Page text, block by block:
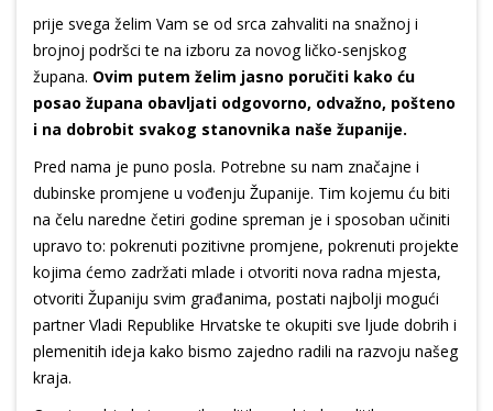
prije svega želim Vam se od srca zahvaliti na snažnoj i
brojnoj podršci te na izboru za novog ličko-senjskog
župana. Ovim putem želim jasno poručiti kako ću
posao župana obavljati odgovorno, odvažno, pošteno
i na dobrobit svakog stanovnika naše županije.
Pred nama je puno posla. Potrebne su nam značajne i
dubinske promjene u vođenju Županije. Tim kojemu ću biti
na čelu naredne četiri godine spreman je i sposoban učiniti
upravo to: pokrenuti pozitivne promjene, pokrenuti projekte
kojima ćemo zadržati mlade i otvoriti nova radna mjesta,
otvoriti Županiju svim građanima, postati najbolji mogući
partner Vladi Republike Hrvatske te okupiti sve ljude dobrih i
plemenitih ideja kako bismo zajedno radili na razvoju našeg
kraja.